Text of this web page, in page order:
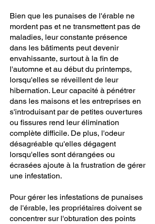
Bien que les punaises de l'érable ne
mordent pas et ne transmettent pas de
maladies, leur constante présence
dans les bâtiments peut devenir
envahissante, surtout à la fin de
l'automne et au début du printemps,
lorsqu'elles se réveillent de leur
hibernation. Leur capacité à pénétrer
dans les maisons et les entreprises en
s'introduisant par de petites ouvertures
ou fissures rend leur élimination
complète difficile. De plus, l'odeur
désagréable qu'elles dégagent
lorsqu'elles sont dérangées ou
écrasées ajoute à la frustration de gérer
une infestation.
Pour gérer les infestations de punaises
de l'érable, les propriétaires doivent se
concentrer sur l'obturation des points